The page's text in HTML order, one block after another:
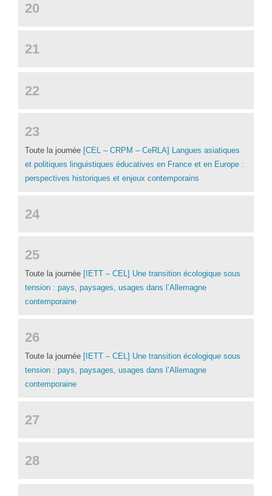
20
21
22
23
Toute la journée [CEL – CRPM – CeRLA] Langues asiatiques
et politiques linguistiques éducatives en France et en Europe :
perspectives historiques et enjeux contemporains
24
25
Toute la journée [IETT – CEL] Une transition écologique sous
tension : pays, paysages, usages dans l’Allemagne
contemporaine
26
Toute la journée [IETT – CEL] Une transition écologique sous
tension : pays, paysages, usages dans l’Allemagne
contemporaine
27
28